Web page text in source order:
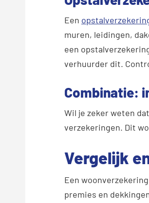
Een
muren, leidingen,
een
verhuurder dit.
Combinatie:
Wil je zeker weten
verzekeringen. Dit
Vergelijk
Een
premies en